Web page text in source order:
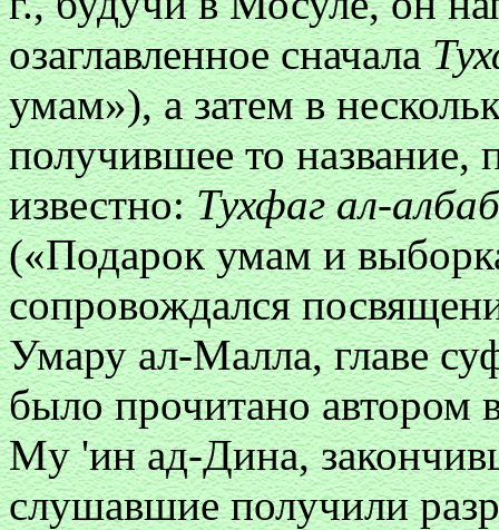
озаглавленное сначала
умам»), а затем в
получившее то название,
известно:Тухфаг ал-
(«Подарок умам и
сопровождался
Умару ал-Малла, главе
было прочитано автором
My'ин ад-Дина,
слушавшие получили